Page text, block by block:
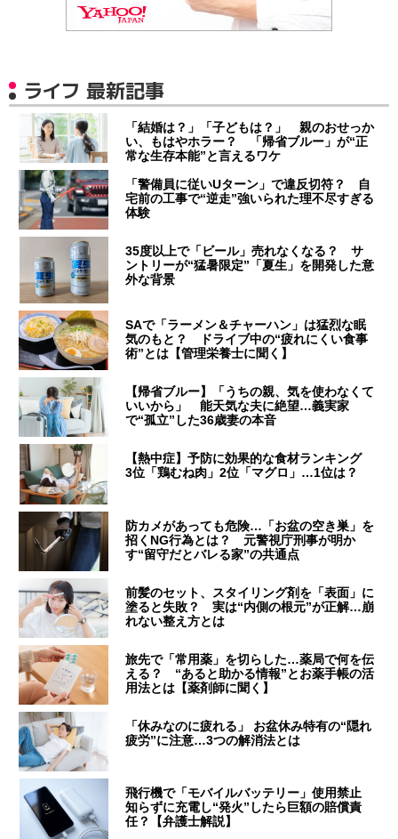
ライフ 最新記事
「結婚は？」「子どもは？」 親のおせっか
い、もはやホラー？ 「帰省ブルー」が“正
常な生存本能”と言えるワケ
「警備員に従いUターン」で違反切符？ 自
宅前の工事で“逆走”強いられた理不尽すぎる
体験
35度以上で「ビール」売れなくなる？ サ
ントリーが“猛暑限定”「夏生」を開発した意
外な背景
SAで「ラーメン＆チャーハン」は猛烈な眠
気のもと？ ドライブ中の“疲れにくい食事
術”とは【管理栄養士に聞く】
【帰省ブルー】「うちの親、気を使わなくて
いいから」 能天気な夫に絶望…義実家
で“孤立”した36歳妻の本音
【熱中症】予防に効果的な食材ランキング
3位「鶏むね肉」2位「マグロ」…1位は？
防カメがあっても危険…「お盆の空き巣」を
招くNG行為とは？ 元警視庁刑事が明か
す“留守だとバレる家”の共通点
前髪のセット、スタイリング剤を「表面」に
塗ると失敗？ 実は“内側の根元”が正解…崩
れない整え方とは
旅先で「常用薬」を切らした…薬局で何を伝
える？ “あると助かる情報”とお薬手帳の活
用法とは【薬剤師に聞く】
「休みなのに疲れる」 お盆休み特有の“隠れ
疲労”に注意…3つの解消法とは
飛行機で「モバイルバッテリー」使用禁止
知らずに充電し“発火”したら巨額の賠償責
任？【弁護士解説】